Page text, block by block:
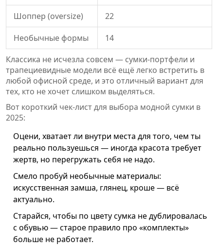
Шоппер (oversize) 22
Необычные формы
14
Классика не исчезла совсем — сумки-портфели и
трапециевидные модели всё ещё легко встретить в
любой офисной среде, и это отличный вариант для
тех, кто не хочет слишком выделяться.
Вот короткий чек-лист для выбора модной сумки в
2025:
Оцени, хватает ли внутри места для того, чем ты
реально пользуешься — иногда красота требует
жертв, но перегружать себя не надо.
Смело пробуй необычные материалы:
искусственная замша, глянец, кроше — всё
актуально.
Старайся, чтобы по цвету сумка не дублировалась
с обувью — старое правило про «комплекты»
больше не работает.